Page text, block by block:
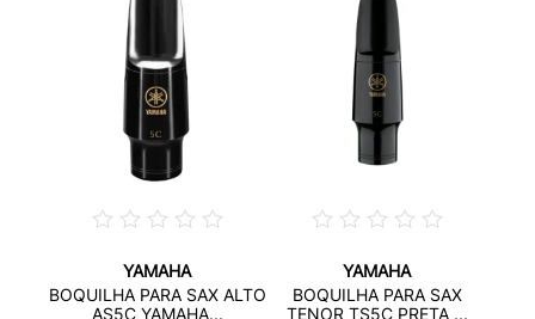
YAMAHA
BOQUILHA PARA SAX ALTO
AS5C YAMAHA...
YAMAHA
BOQUILHA PARA SAX
TENOR TS5C PRETA ...